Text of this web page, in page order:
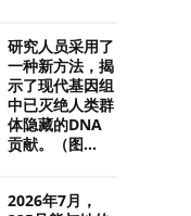
研究人员采用了
一种新方法，揭
示了现代基因组
中已灭绝人类群
体隐藏的DNA
贡献。（图...
2026年7月，